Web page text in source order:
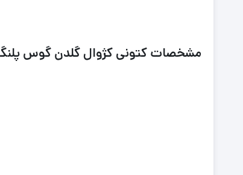
مشخصات کتونی کژوال گلدن گوس